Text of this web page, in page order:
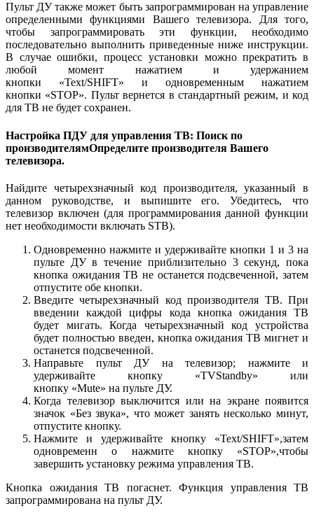
Пульт ДУ также может быть запрограммирован на управление
определенными функциями Вашего телевизора. Для того,
чтобы запрограммировать эти функции, необходимо
последовательно выполнить приведенные ниже инструкции.
В случае ошибки, процесс установки можно прекратить в
любой момент нажатием и удержанием
кнопки «Text/SHIFT» и одновременным нажатием
кнопки «STOP». Пульт вернется в стандартный режим, и код
для ТВ не будет сохранен.
Настройка ПДУ для управления ТВ: Поиск по
производителямОпределите производителя Вашего
телевизора.
Найдите четырехзначный код производителя, указанный в
данном руководстве, и выпишите его. Убедитесь, что
телевизор включен (для программирования данной функции
нет необходимости включать STB).
Одновременно нажмите и удерживайте кнопки 1 и 3 на
пульте ДУ в течение приблизительно 3 секунд, пока
кнопка ожидания ТВ не останется подсвеченной, затем
отпустите обе кнопки.
Введите четырехзначный код производителя ТВ. При
введении каждой цифры кода кнопка ожидания ТВ
будет мигать. Когда четырехзначный код устройства
будет полностью введен, кнопка ожидания ТВ мигнет и
останется подсвеченной.
Направьте пульт ДУ на телевизор; нажмите и
удерживайте кнопку «TVStandby» или
кнопку «Mute» на пульте ДУ.
Когда телевизор выключится или на экране появится
значок «Без звука», что может занять несколько минут,
отпустите кнопку.
Нажмите и удерживайте кнопку «Text/SHIFT»,затем
одновременн о нажмите кнопку «STOP»,чтобы
завершить установку режима управления ТВ.
Кнопка ожидания ТВ погаснет. Функция управления ТВ
запрограммирована на пульт ДУ.